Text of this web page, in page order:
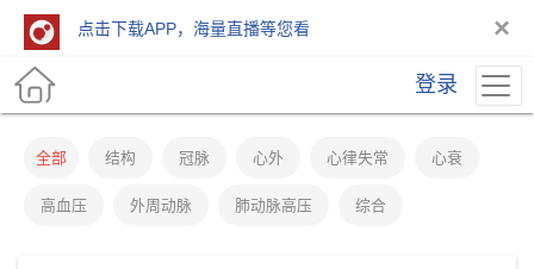
点击下载APP，海量直播等您看 ×
登录
全部 结构 冠脉 心外 心律失常 心衰
高血压 外周动脉 肺动脉高压 综合